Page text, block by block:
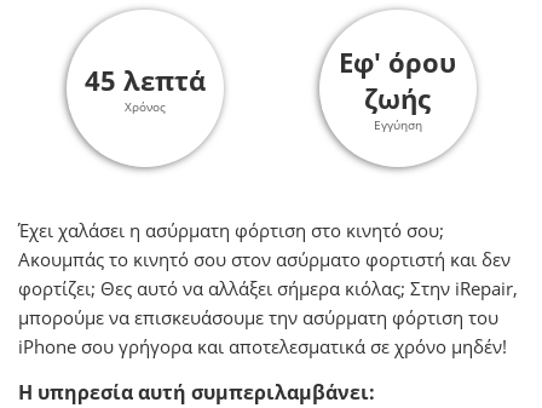
45 λεπτά
Χρόνος
Εφ' όρου
ζωής
Εγγύηση
Έχει χαλάσει η ασύρματη φόρτιση στο κινητό σου;
Ακουμπάς το κινητό σου στον ασύρματο φορτιστή και δεν
φορτίζει; Θες αυτό να αλλάξει σήμερα κιόλας; Στην iRepair,
μπορούμε να επισκευάσουμε την ασύρματη φόρτιση του
iPhone σου γρήγορα και αποτελεσματικά σε χρόνο μηδέν!
Η υπηρεσία αυτή συμπεριλαμβάνει: